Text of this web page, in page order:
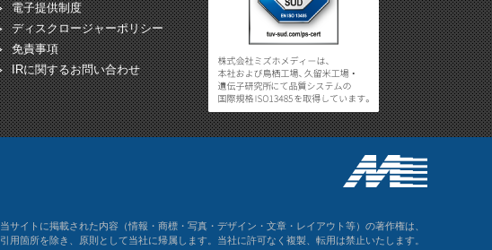
電子提供制度
ディスクロージャーポリシー
免責事項
IRに関するお問い合わせ
当サイトに掲載された内容（情報・商標・写真・デザイン・文章・レイアウト等）の著作権は、
引用箇所を除き、原則として当社に帰属します。当社に許可なく複製、転用は禁止いたします。